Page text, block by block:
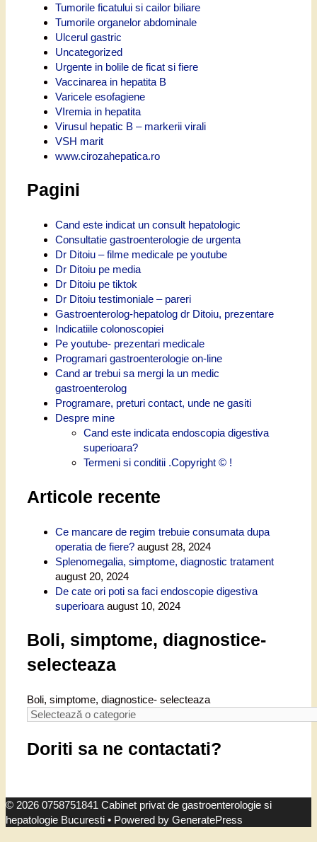
Tumorile ficatului si cailor biliare
Tumorile organelor abdominale
Ulcerul gastric
Uncategorized
Urgente in bolile de ficat si fiere
Vaccinarea in hepatita B
Varicele esofagiene
VIremia in hepatita
Virusul hepatic B – markerii virali
VSH marit
www.cirozahepatica.ro
Pagini
Cand este indicat un consult hepatologic
Consultatie gastroenterologie de urgenta
Dr Ditoiu – filme medicale pe youtube
Dr Ditoiu pe media
Dr Ditoiu pe tiktok
Dr Ditoiu testimoniale – pareri
Gastroenterolog-hepatolog dr Ditoiu, prezentare
Indicatiile colonoscopiei
Pe youtube- prezentari medicale
Programari gastroenterologie on-line
Cand ar trebui sa mergi la un medic
gastroenterolog
Programare, preturi contact, unde ne gasiti
Despre mine
Cand este indicata endoscopia digestiva
superioara?
Termeni si conditii .Copyright © !
Articole recente
Ce mancare de regim trebuie consumata dupa
operatia de fiere? august 28, 2024
Splenomegalia, simptome, diagnostic tratament
august 20, 2024
De cate ori poti sa faci endoscopie digestiva
superioara august 10, 2024
Boli, simptome, diagnostice-
selecteaza
Boli, simptome, diagnostice- selecteaza
Doriti sa ne contactati?
© 2026 0758751841 Cabinet privat de gastroenterologie si
hepatologie Bucuresti • Powered by GeneratePress